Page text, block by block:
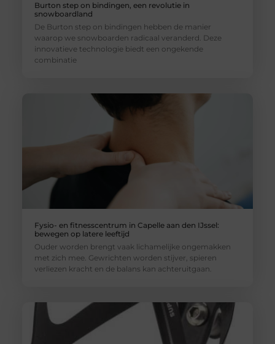
Burton step on bindingen, een revolutie in
snowboardland
De Burton step on bindingen hebben de manier
waarop we snowboarden radicaal veranderd. Deze
innovatieve technologie biedt een ongekende
combinatie
Fysio- en fitnesscentrum in Capelle aan den IJssel:
bewegen op latere leeftijd
Ouder worden brengt vaak lichamelijke ongemakken
met zich mee. Gewrichten worden stijver, spieren
verliezen kracht en de balans kan achteruitgaan.